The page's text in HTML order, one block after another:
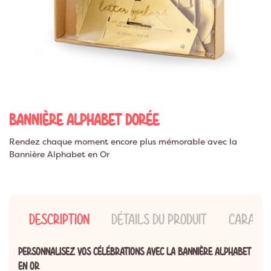
BANNIÈRE ALPHABET DORÉE
Rendez chaque moment encore plus mémorable avec la
Bannière Alphabet en Or
DESCRIPTION DÉTAILS DU PRODUIT
PERSONNALISEZ VOS CÉLÉBRATIONS AVEC LA BANNIÈRE ALPHABET
EN OR